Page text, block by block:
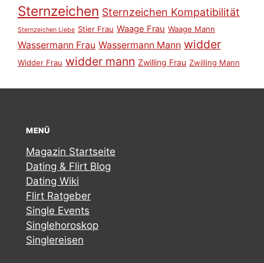
Sternzeichen Sternzeichen Kompatibilität
Sternzeichen Liebe Stier Frau Waage Frau Waage Mann
Wassermann Frau Wassermann Mann widder
Widder Frau widder mann Zwilling Frau Zwilling Mann
MENÜ
Magazin Startseite
Dating & Flirt Blog
Dating Wiki
Flirt Ratgeber
Single Events
Singlehoroskop
Singlereisen